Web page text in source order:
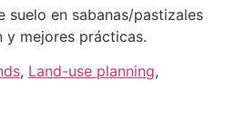
suelo en sabanas/pastizales
mejores prácticas.
, Land-use planning,